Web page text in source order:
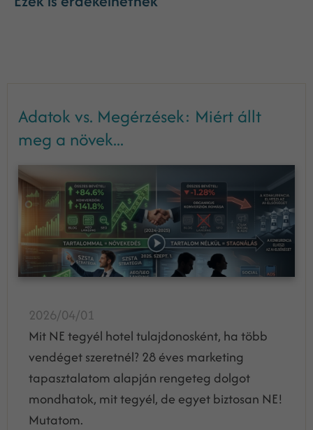
Adatok vs. Megérzések: Miért állt
meg a növek...
2026/04/01
Mit NE tegyél hotel tulajdonosként, ha több
vendéget szeretnél? 28 éves marketing
tapasztalatom alapján rengeteg dolgot
mondhatok, mit tegyél, de egyet biztosan NE!
Mutatom.